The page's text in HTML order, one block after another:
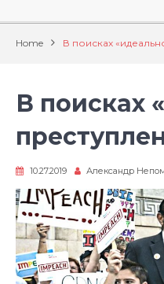
Home В поисках
В поисках
10.27.2019 Александр